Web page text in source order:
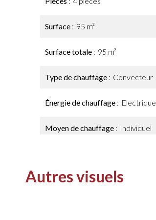
Surface 95 m²
Surface totale 95 m²
Type de chauffage Convecteur
Énergie de chauffage Electrique
Moyen de chauffage Individuel
Autres visuels